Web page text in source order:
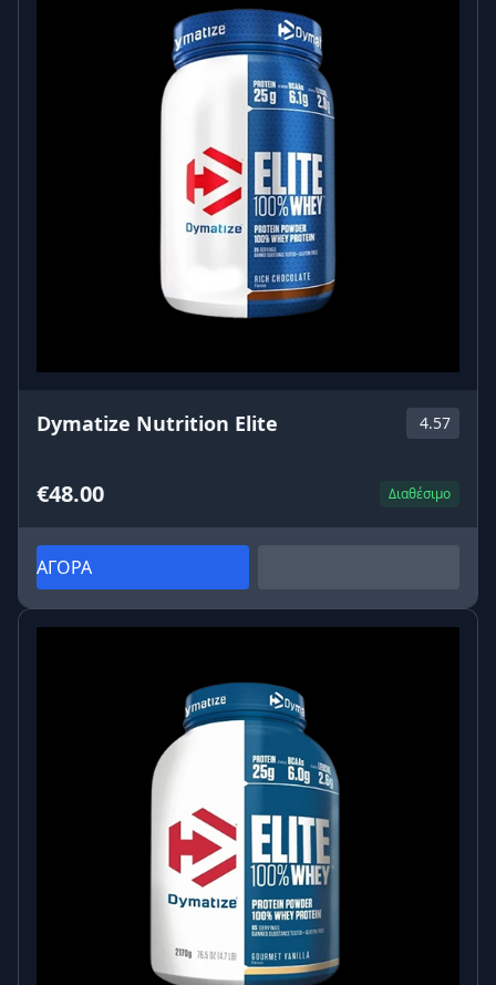
Dymatize Nutrition Elite 4.57
€48.00 Διαθέσιμο
ΑΓΟΡΑ